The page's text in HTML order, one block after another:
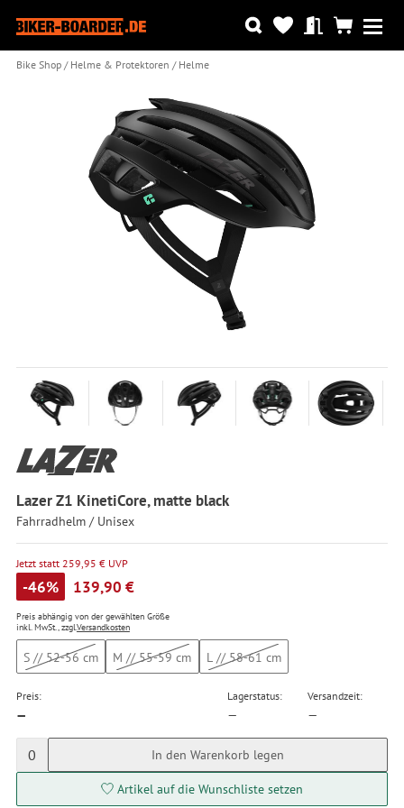
Bike Shop Helme & Protektoren Helme
Lazer Z1 KinetiCore, matte black
Fahrradhelm / Unisex
Jetzt statt 259,95 € UVP
-46% 139,90 €
Preis abhängig von der gewählten Größe
inkl. MwSt., zzgl.Versandkosten
S // 52-56 cm M // 55-59 cm L // 58-61 cm
Preis:
—
Lagerstatus:
—
Versandzeit:
—
0 In den Warenkorb legen
Artikel auf die Wunschliste setzen